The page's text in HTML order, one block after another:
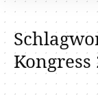
Kongress